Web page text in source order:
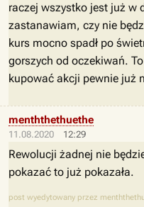
raczej wszystko jest już w
zastanawiam, czy nie
kurs mocno spadł po
gorszych od oczekiwań.
kupować akcji pewnie już
11.08.2020 12:29
menththethuethe
Rewolucji żadnej nie
pokazać to już pokazała.
post wyedytowany przez